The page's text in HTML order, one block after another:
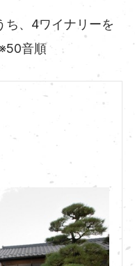
ち、4ワイナリーを
音順